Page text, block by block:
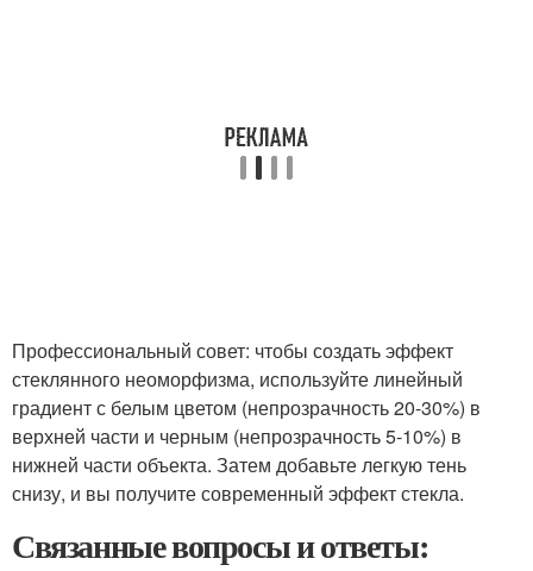
Профессиональный совет: чтобы создать эффект
стеклянного неоморфизма, используйте линейный
градиент с белым цветом (непрозрачность 20-30%) в
верхней части и черным (непрозрачность 5-10%) в
нижней части объекта. Затем добавьте легкую тень
снизу, и вы получите современный эффект стекла.
Связанные вопросы и ответы: